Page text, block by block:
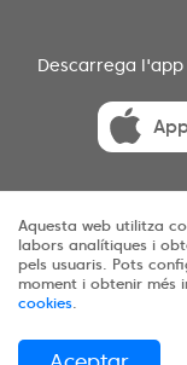
Descarrega
© 2025
Privadesa
Mapa web
Aquesta web utilitza
labors analítiques i
pels usuaris. Pots
moment i obtenir més
cookies.